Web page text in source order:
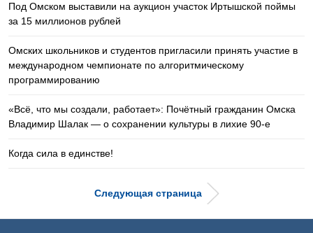
Под Омском выставили на аукцион участок Иртышской поймы
за 15 миллионов рублей
Омских школьников и студентов пригласили принять участие в
международном чемпионате по алгоритмическому
программированию
«Всё, что мы создали, работает»: Почётный гражданин Омска
Владимир Шалак — о сохранении культуры в лихие 90-е
Когда сила в единстве!
Следующая страница